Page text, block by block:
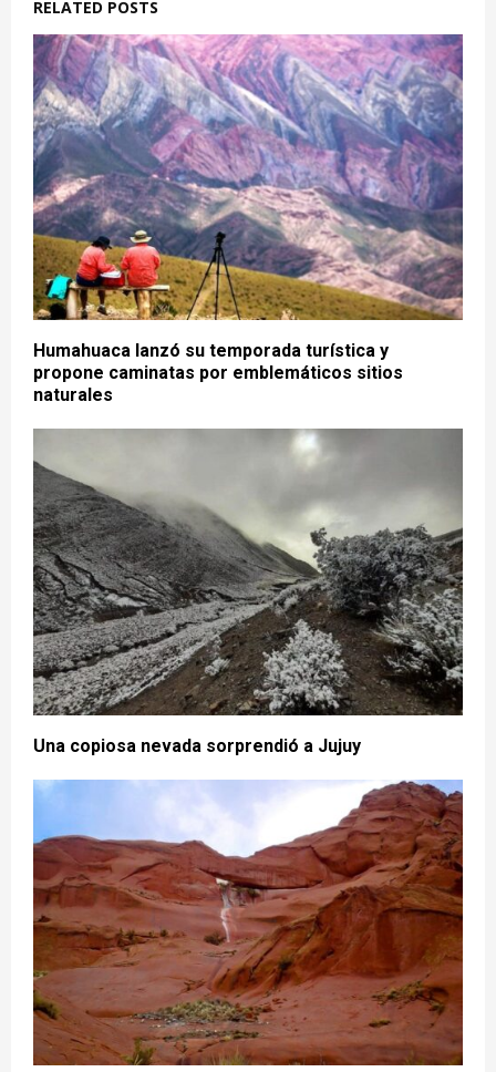
RELATED POSTS
Humahuaca lanzó su temporada turística y
propone caminatas por emblemáticos sitios
naturales
Una copiosa nevada sorprendió a Jujuy